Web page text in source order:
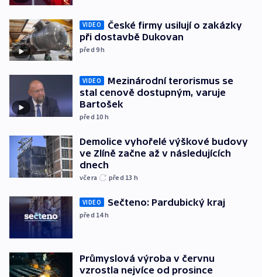
VIDEO
České firmy usilují o zakázky
při dostavbě Dukovan
před 9h
VIDEO
Mezinárodní terorismus se
stal cenově dostupným, varuje
Bartošek
před 10 h
Demolice vyhořelé výškové budovy
ve Zlíně začne až v následujících
dnech
včera před 13 h
VIDEO Sečteno: Pardubický kraj
před 14h
Průmyslová výroba v červnu
vzrostla nejvíce od prosince